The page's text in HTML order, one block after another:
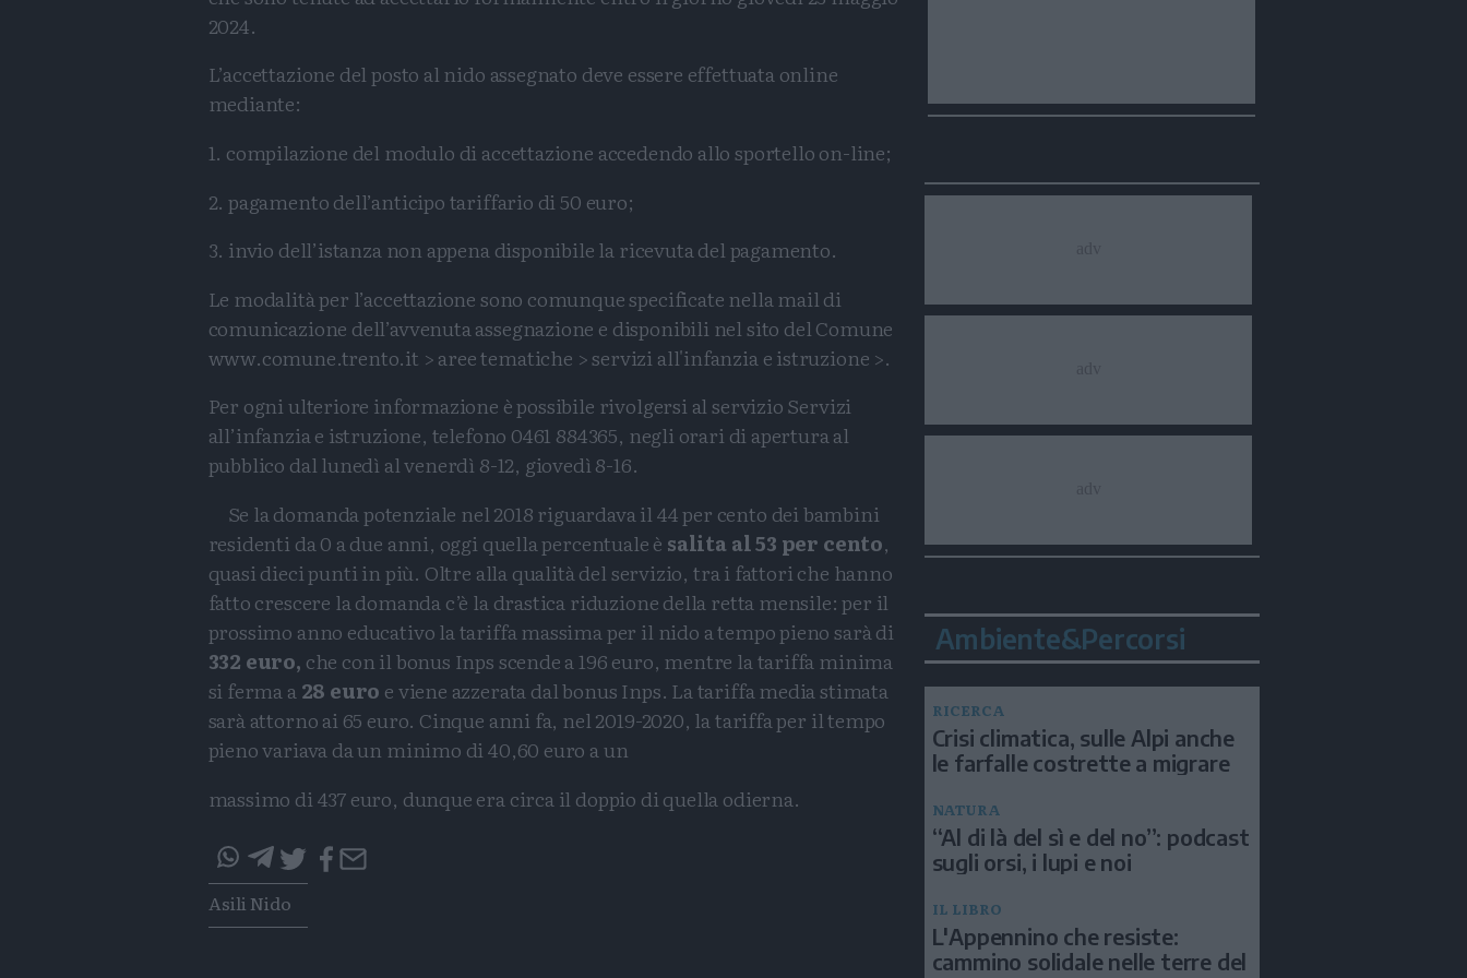
2024.
L’accettazione del posto al nido assegnato deve essere effettuata online
mediante:
1. compilazione del modulo di accettazione accedendo allo sportello on-line;
2. pagamento dell’anticipo tariffario di 50 euro;
3. invio dell’istanza non appena disponibile la ricevuta del pagamento.
Le modalità per l’accettazione sono comunque specificate nella mail di
comunicazione dell’avvenuta assegnazione e disponibili nel sito del Comune
www.comune.trento.it > aree tematiche > servizi all'infanzia e istruzione >.
Per ogni ulteriore informazione è possibile rivolgersi al servizio Servizi
all’infanzia e istruzione, telefono 0461 884365, negli orari di apertura al
pubblico dal lunedì al venerdì 8-12, giovedì 8-16.
Se la domanda potenziale nel 2018 riguardava il 44 per cento dei bambini
residenti da 0 a due anni, oggi quella percentuale è salita al 53 per cento,
quasi dieci punti in più. Oltre alla qualità del servizio, tra i fattori che hanno
fatto crescere la domanda c’è la drastica riduzione della retta mensile: per il
prossimo anno educativo la tariffa massima per il nido a tempo pieno sarà di
332 euro, che con il bonus Inps scende a 196 euro, mentre la tariffa minima
si ferma a28 euro e viene azzerata dal bonus Inps. La tariffa media stimata
sarà attorno ai 65 euro. Cinque anni fa, nel 2019-2020, la tariffa per il tempo
pieno variava da un minimo di 40,60 euro a un
massimo di 437 euro, dunque era circa il doppio di quella odierna.
questo
articolo
questo
articolo
Tags
Asili Nido
Ambiente&Percorsi
RICERCA
Crisi climatica, sulle Alpi anche
le farfalle costrette a migrare
NATURA
“Al di là del sì e del no”: podcast
sugli orsi, i lupi e noi
IL LIBRO
L'Appennino che resiste:
cammino solidale nelle terre del